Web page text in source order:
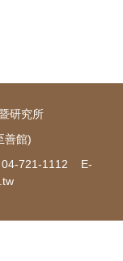
研究所
善館)
04-721-1112 E-